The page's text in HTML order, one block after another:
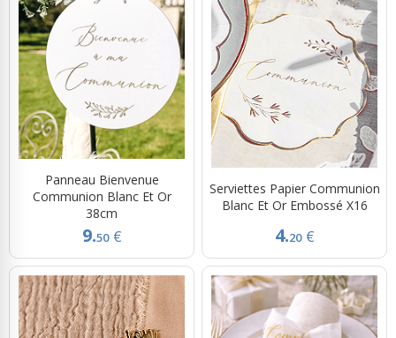
Panneau Bienvenue
Communion Blanc Et Or
38cm
9.50 €
Serviettes Papier Communion
Blanc Et Or Embossé X16
4.20 €